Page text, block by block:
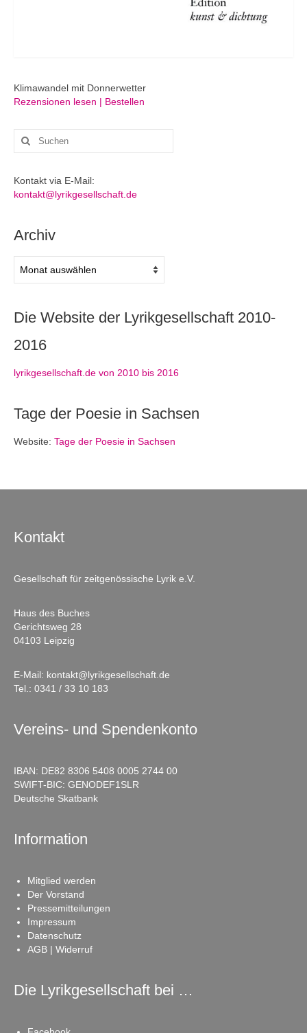
Klimawandel mit Donnerwetter
Rezensionen lesen | Bestellen
Suchen
nach:
Kontakt via E-Mail:
kontakt@lyrikgesellschaft.de
Archiv
Die Website der Lyrikgesellschaft 2010-
2016
lyrikgesellschaft.de von 2010 bis 2016
Tage der Poesie in Sachsen
Website: Tage der Poesie in Sachsen
Kontakt
Gesellschaft für zeitgenössische Lyrik e.V.
Haus des Buches
Gerichtsweg 28
04103 Leipzig
E-Mail: kontakt@lyrikgesellschaft.de
Tel.: 0341 / 33 10 183
Vereins- und Spendenkonto
IBAN: DE82 8306 5408 0005 2744 00
SWIFT-BIC: GENODEF1SLR
Deutsche Skatbank
Information
Mitglied werden
Der Vorstand
Pressemitteilungen
Impressum
Datenschutz
AGB | Widerruf
Die Lyrikgesellschaft bei …